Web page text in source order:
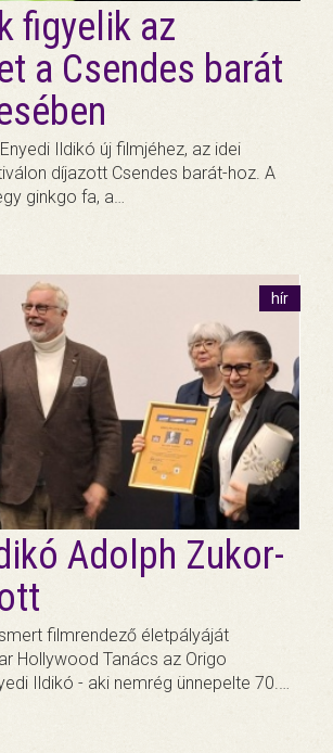
figyelik az
a Csendes barát
Ildikó új filmjéhez, az idei
díjazott Csendes barát-hoz. A
ginkgo fa, a…
hír
Adolph Zukor-
filmrendező életpályáját
Hollywood Tanács az Origo
Ildikó - aki nemrég ünnepelte 70.…